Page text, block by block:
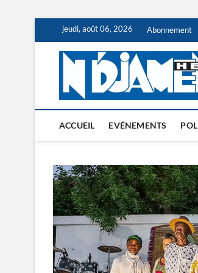
content
jeudi, août 06, 2026 Abonnement
ACCUEIL EVÉNEMENTS